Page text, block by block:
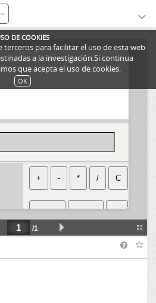
DE COOKIES
terceros para facilitar el uso de esta web
a la investigación.Si continua
que acepta el uso de cookies.
OK